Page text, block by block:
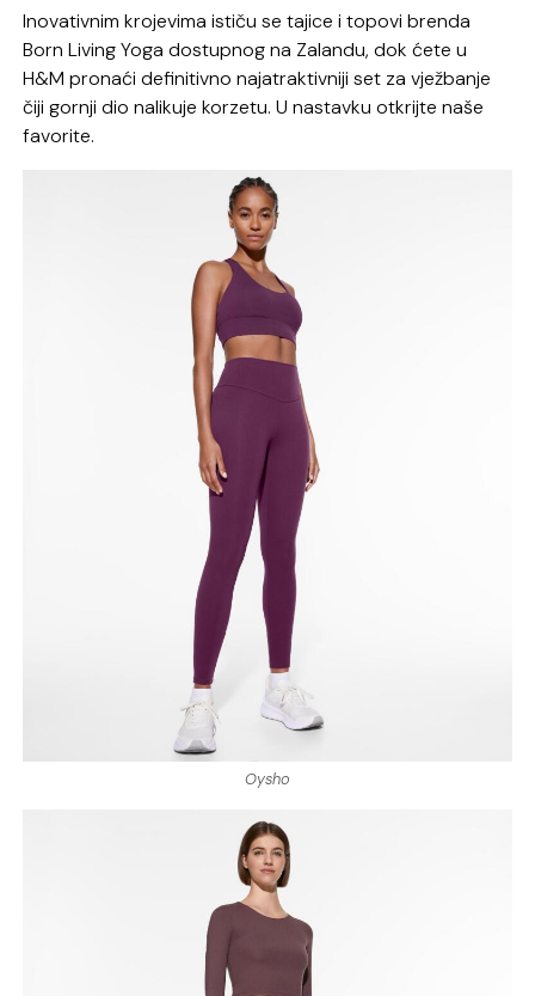
Inovativnim krojevima ističu se tajice i topovi brenda
Born Living Yoga dostupnog na Zalandu, dok ćete u
H&M pronaći definitivno najatraktivniji set za vježbanje
čiji gornji dio nalikuje korzetu. U nastavku otkrijte naše
favorite.
Oysho